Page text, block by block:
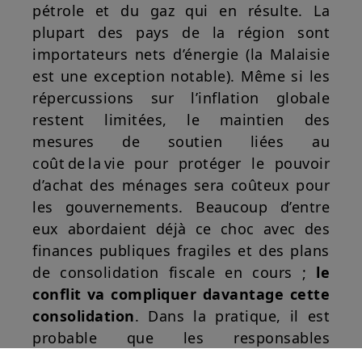
pétrole et du gaz qui en résulte. La
plupart des pays de la région sont
importateurs nets d’énergie (la Malaisie
est une exception notable). Même si les
répercussions sur l’inflation globale
restent limitées, le maintien des
mesures de soutien liées au
coût de la vie pour protéger le pouvoir
d’achat des ménages sera coûteux pour
les gouvernements. Beaucoup d’entre
eux abordaient déjà ce choc avec des
finances publiques fragiles et des plans
de consolidation fiscale en cours ; le
conflit va compliquer davantage cette
consolidation. Dans la pratique, il est
probable que les responsables